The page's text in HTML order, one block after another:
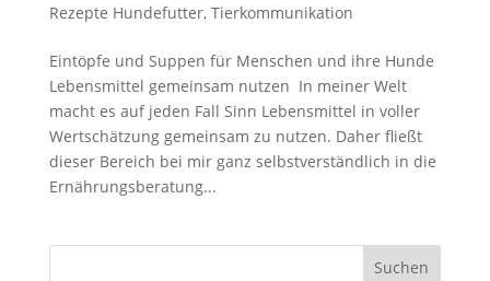
Rezepte Hundefutter, Tierkommunikation
Eintöpfe und Suppen für Menschen und ihre Hunde
Lebensmittel gemeinsam nutzen In meiner Welt
macht es auf jeden Fall Sinn Lebensmittel in voller
Wertschätzung gemeinsam zu nutzen. Daher fließt
dieser Bereich bei mir ganz selbstverständlich in die
Ernährungsberatung...